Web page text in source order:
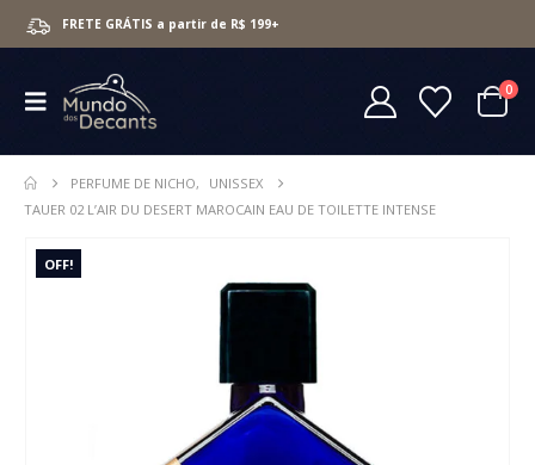
FRETE GRÁTIS a partir de R$ 199+
0
PERFUME DE NICHO,
UNISSEX
TAUER 02 L’AIR DU DESERT MAROCAIN EAU DE TOILETTE INTENSE
OFF!